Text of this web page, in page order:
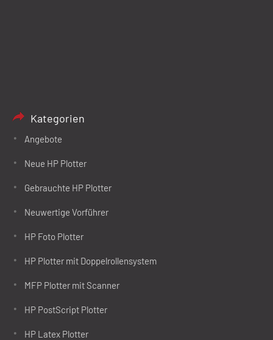
Kategorien
Angebote
Neue HP Plotter
Gebrauchte HP Plotter
Neuwertige Vorführer
HP Foto Plotter
HP Plotter mit Doppelrollensystem
MFP Plotter mit Scanner
HP PostScript Plotter
HP Latex Plotter